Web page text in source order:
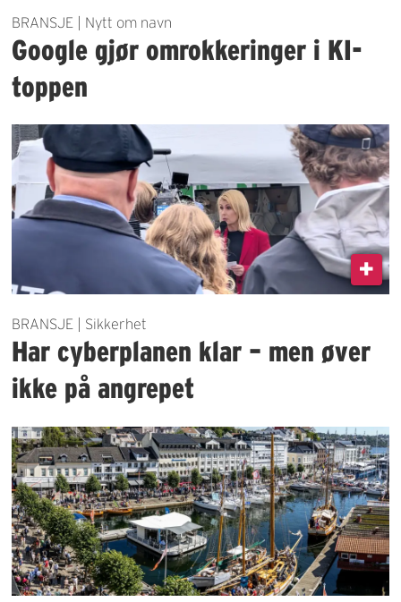
BRANSJE | Nytt om navn
Google gjør omrokkeringer i KI-
toppen
BRANSJE | Sikkerhet
Har cyberplanen klar – men øver
ikke på angrepet